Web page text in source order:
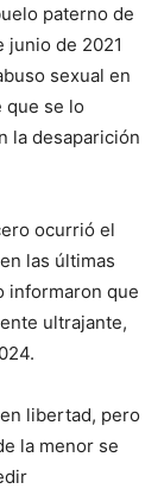
paterno de
junio de 2021
sexual en
que se lo
la desaparición
ocurrió el
las últimas
informaron que
ultrajante,
libertad, pero
la menor se